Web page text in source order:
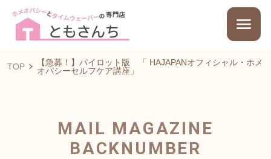
TOP
【急募！】パイロット版 「 HAJAPANオフィシャル・ホメ
オパシーセルフケア講座」
MAIL MAGAZINE
BACKNUMBER